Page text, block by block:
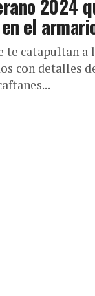
2024
el
te catapultan a
con detalles